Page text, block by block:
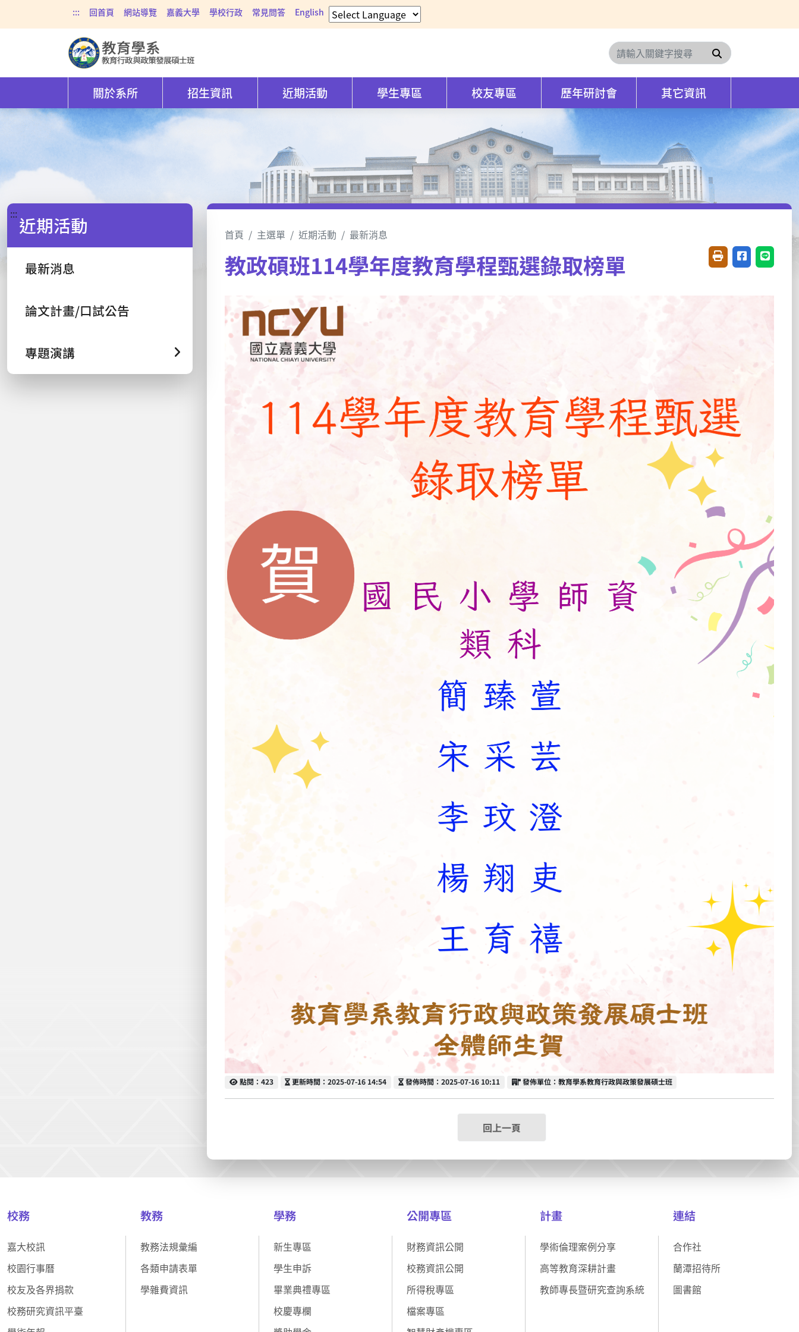
::: 回首頁 網站導覽 嘉義大學 學校行政 常見問答 English
搜尋
關於系所 招生資訊 近期活動 學生專區 校友專區 歷年研討會 其它資訊
::: 近期活動
最新消息
論文計畫/口試公告
專題演講
首頁 主選單 近期活動 最新消息
教政碩班114學年度教育學程甄選錄取榜單 友善列印(開新視窗)
分享至臉書(
分享至
點閱
點閱：423 更新時間
更新時間：2025-07-16 14:54 發佈時間
發佈時間：2025-07-16 10:11 發佈單位
發佈單位：教育學系教育行政與政策發展碩士班
回上一頁
校務
嘉大校訊
校園行事曆
校友及各界捐款
校務研究資訊平臺
教務
教務法規彙編
各類申請表單
學雜費資訊
學務
新生專區
學生申訴
畢業典禮專區
校慶專欄
公開專區
財務資訊公開
校務資訊公開
所得稅專區
檔案專區
計畫
學術倫理案例分享
高等教育深耕計畫
教師專長暨研究查詢系統
連結
合作社
蘭潭招待所
圖書館